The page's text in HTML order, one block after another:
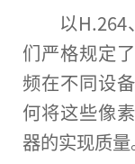
以
们严格规定
频在不同设
何将这些像
器的实现质量